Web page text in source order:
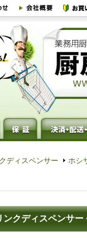
ディスペンサー
ホシ
クディスペンサ